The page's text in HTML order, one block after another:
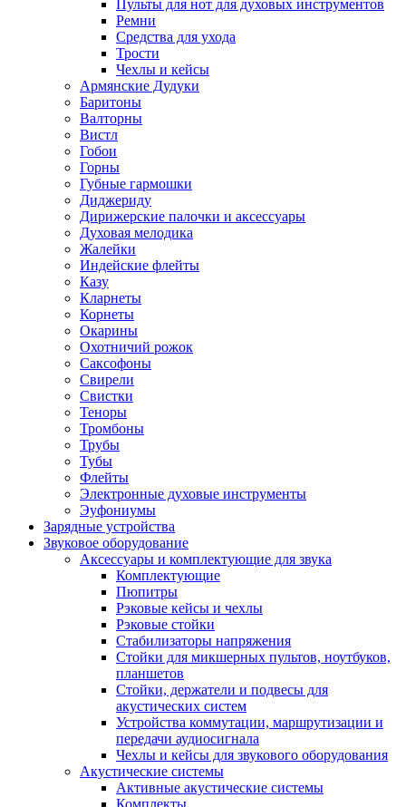
Пульты для нот для духовых инструментов
Ремни
Средства для ухода
Трости
Чехлы и кейсы
Армянские Дудуки
Баритоны
Валторны
Вистл
Гобои
Горны
Губные гармошки
Диджериду
Дирижерские палочки и аксессуары
Духовая мелодика
Жалейки
Индейские флейты
Казу
Кларнеты
Корнеты
Окарины
Охотничий рожок
Саксофоны
Свирели
Свистки
Теноры
Тромбоны
Трубы
Тубы
Флейты
Электронные духовые инструменты
Эуфониумы
Зарядные устройства
Звуковое оборудование
Аксессуары и комплектующие для звука
Комплектующие
Пюпитры
Рэковые кейсы и чехлы
Рэковые стойки
Стабилизаторы напряжения
Стойки для микшерных пультов, ноутбуков,
планшетов
Стойки, держатели и подвесы для
акустических систем
Устройства коммутации, маршрутизации и
передачи аудиосигнала
Чехлы и кейсы для звукового оборудования
Акустические системы
Активные акустические системы
Комплекты